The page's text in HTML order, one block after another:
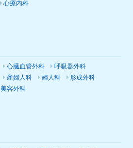
心療内科
心臓血管外科
呼吸器外科
産婦人科 婦人科
形成外科
美容外科